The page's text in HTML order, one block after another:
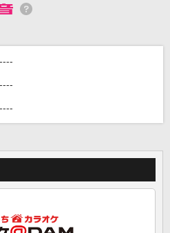
録・ログインして
もっと楽しもう！
----
----
----